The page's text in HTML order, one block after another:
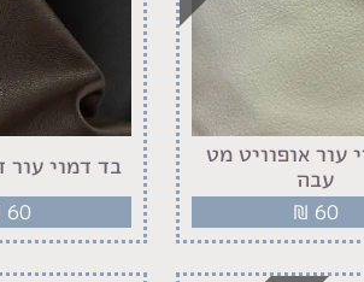
עור אופוויט מט
עבה
₪ 60
בד דמוי
60